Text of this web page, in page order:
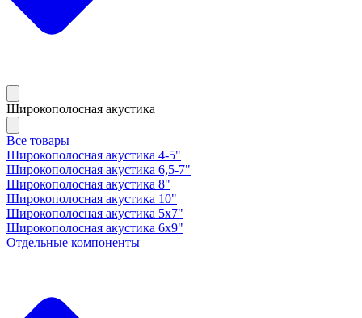
Широкополосная акустика
Все товары
Широкополосная акустика 4-5"
Широкополосная акустика 6,5-7"
Широкополосная акустика 8"
Широкополосная акустика 10"
Широкополосная акустика 5х7"
Широкополосная акустика 6х9"
Отдельные компоненты